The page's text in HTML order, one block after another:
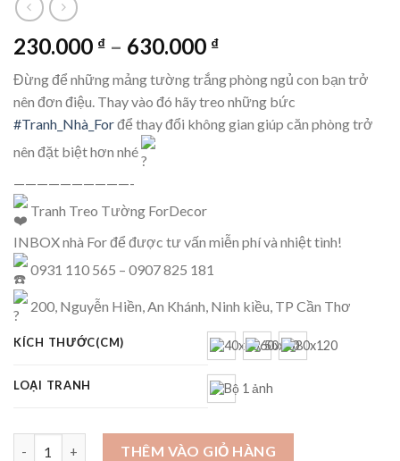
230.000 ₫ – 630.000 ₫
Đừng để những mảng tường trắng phòng ngủ con bạn trở
nên đơn điệu. Thay vào đó hãy treo những bức
#Tranh_Nhà_Forđể thay đổi không gian giúp căn phòng trở
nên đặt biệt hơn nhé
——————————-
Tranh Treo Tường ForDecor
INBOX nhà For để được tư vấn miễn phí và nhiệt tình!
0931 110 565 – 0907 825 181
200, Nguyễn Hiền, An Khánh, Ninh kiều, TP Cần Thơ
KÍCH THƯỚC(CM)
LOẠI TRANH
Tranh Phòng ngủ - FBO01.29e số lượng
THÊM VÀO GIỎ HÀNG